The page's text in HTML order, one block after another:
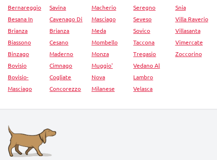
Bernareggio
Besana In
Brianza
Biassono
Binzago
Bovisio
Bovisio-
Masciago
Savina
Cavenago Di
Brianza
Cesano
Maderno
Cimnago
Cogliate
Concorezzo
Macherio
Masciago
Meda
Mombello
Monza
Muggio'
Nova
Milanese
Seregno
Seveso
Sovico
Taccona
Tregasio
Vedano Al
Lambro
Velasca
Snia
Villa Raverio
Villasanta
Vimercate
Zoccorino